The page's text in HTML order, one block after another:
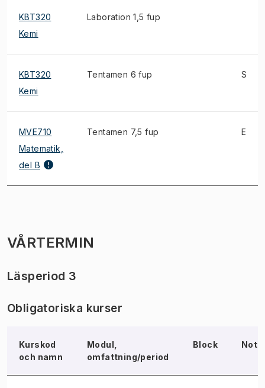
KBT320
Kemi
Laboration 1,5 fup
KBT320
Kemi
Tentamen 6 fup S
MVE710
Matematik,
del B
Tentamen 7,5 fup E
VÅRTERMIN
Läsperiod 3
Obligatoriska kurser
Kurskod
och namn
Modul,
omfattning/period
Block Not